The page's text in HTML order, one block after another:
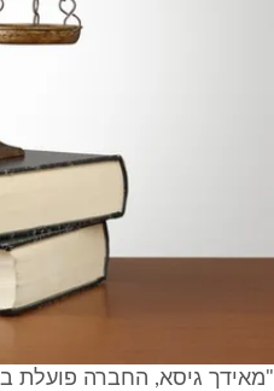
"מאידך גיסא, החברה פועלת